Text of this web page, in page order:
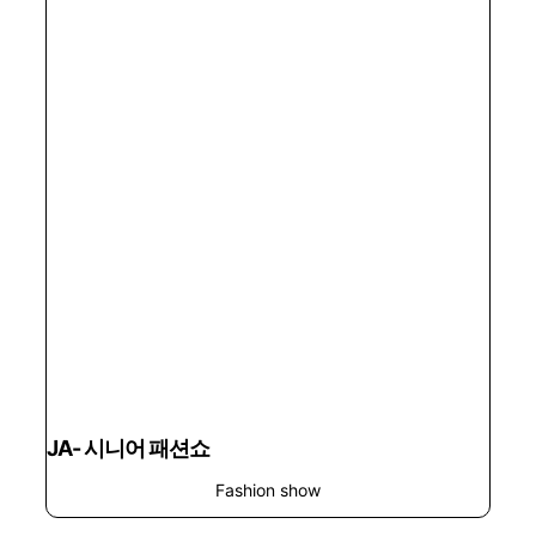
JA- 시니어 패션쇼
Fashion show